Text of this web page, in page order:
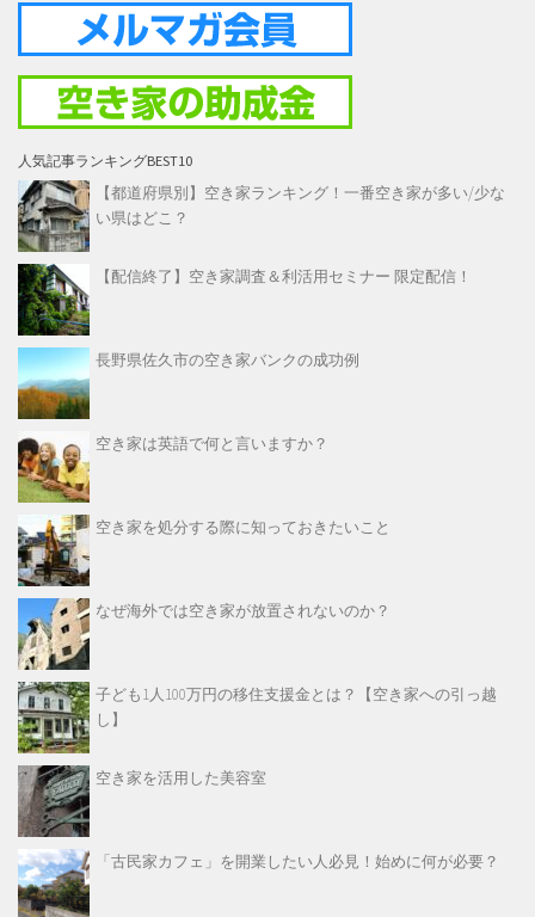
人気記事ランキングBEST10
【都道府県別】空き家ランキング！一番空き家が多い/少な
い県はどこ？
【配信終了】空き家調査＆利活用セミナー 限定配信！
長野県佐久市の空き家バンクの成功例
空き家は英語で何と言いますか？
空き家を処分する際に知っておきたいこと
なぜ海外では空き家が放置されないのか？
子ども1人100万円の移住支援金とは？【空き家への引っ越
し】
空き家を活用した美容室
「古民家カフェ」を開業したい人必見！始めに何が必要？